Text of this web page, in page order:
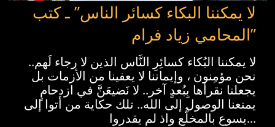
لا يمكننا البكاء كسائر الناس” ـ كتب
المحامي زياد فرام”
لا يمكننا البُكاء كسائِرِ النَّاس الذين لا رجاء لَهم..
نحن مؤمِنون ، وإيماننا لا يعفينا من الأزمات بل
يجعلنا نقرأها بِبُعدٍ آخر.. لا نَضيعَنَّ في ازدحامٍ
يمنعنا الوصول إلى الله.. تلك حكاية من أتوا إلى
يسوع بالمخلَّع واذ لم يقدروا...